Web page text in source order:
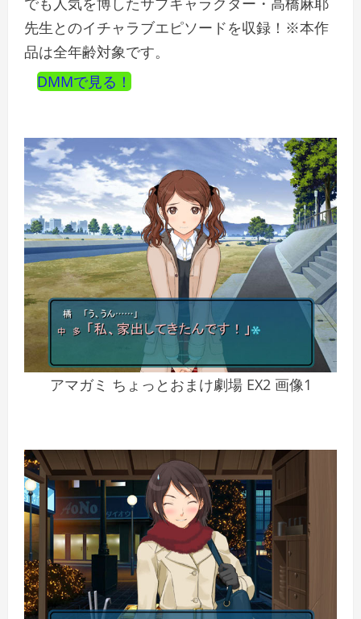
先生とのイチャラブエピソードを収録！※本作
品は全年齢対象です。
DMMで見る！
アマガミ ちょっとおまけ劇場 EX2 画像1